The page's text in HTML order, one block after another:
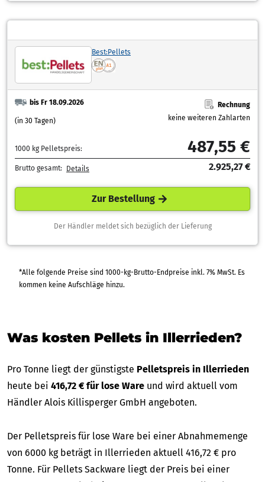
Best:Pellets
bis Fr 18.09.2026
(in 30 Tagen)
Rechnung
keine weiteren Zahlarten
1000 kg Pelletspreis: 487,55 €
Brutto gesamt: Details 2.925,27 €
Zur Bestellung
Der Händler meldet sich bezüglich der Lieferung
*Alle folgende Preise sind 1000-kg-Brutto-Endpreise inkl. 7% MwSt. Es
kommen keine Aufschläge hinzu.
Was kosten Pellets in Illerrieden?
Pro Tonne liegt der günstigste Pelletspreis in Illerrieden
heute bei 416,72 € für lose Ware und wird aktuell vom
Händler Alois Killisperger GmbH angeboten.
Der Pelletspreis für lose Ware bei einer Abnahmemenge
von 6000 kg beträgt in Illerrieden aktuell 416,72 € pro
Tonne. Für Pellets Sackware liegt der Preis bei einer